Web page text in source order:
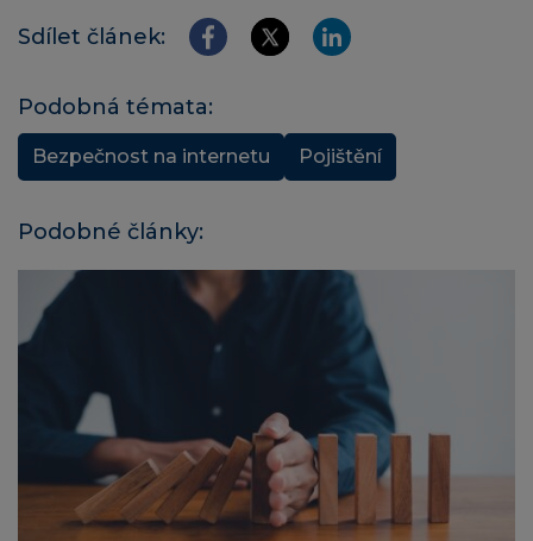
Sdílet článek:
Podobná témata:
Bezpečnost na internetu Pojištění
Podobné články: